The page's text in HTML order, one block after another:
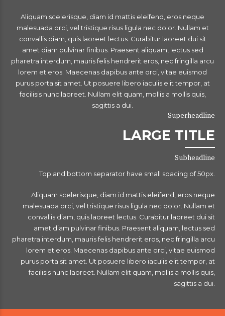
Aliquam scelerisque, diam id mattis eleifend, eros neque
malesuada orci, vel tristique risus ligula nec dolor. Nullam et
convallis diam, quis laoreet lectus. Curabitur laoreet dui sit
amet diam pulvinar finibus. Praesent aliquam, lectus sed
pharetra interdum, mauris felis hendrerit eros, nec fringilla arcu
lorem et eros. Maecenas dapibus ante orci, vitae euismod
purus porta sit amet. Ut posuere libero iaculis elit tempor, at
facilisis nunc laoreet. Nullam elit quam, mollis a mollis quis,
sagittis a dui.
Superheadline
LARGE TITLE
Subheadline
Top and bottom separator have small spacing of 50px.
Aliquam scelerisque, diam id mattis eleifend, eros neque
malesuada orci, vel tristique risus ligula nec dolor. Nullam et
convallis diam, quis laoreet lectus. Curabitur laoreet dui sit
amet diam pulvinar finibus. Praesent aliquam, lectus sed
pharetra interdum, mauris felis hendrerit eros, nec fringilla arcu
lorem et eros. Maecenas dapibus ante orci, vitae euismod
purus porta sit amet. Ut posuere libero iaculis elit tempor, at
facilisis nunc laoreet. Nullam elit quam, mollis a mollis quis,
sagittis a dui.